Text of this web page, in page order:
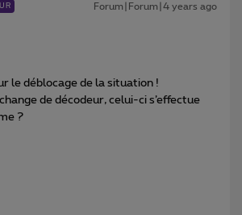
Forum|Forum|4 years ago
le déblocage de la situation !
de décodeur, celui-ci s’effectue
?